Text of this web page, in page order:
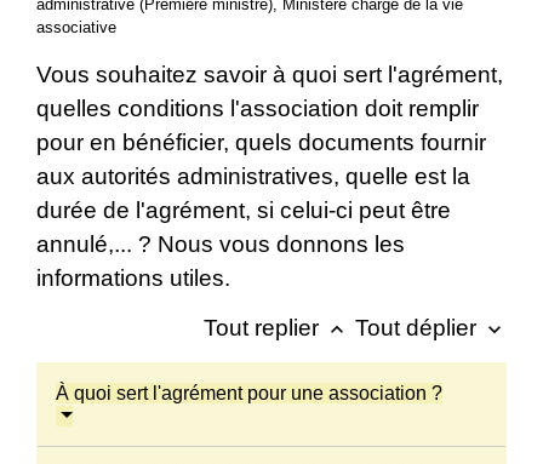
administrative (Première ministre), Ministère chargé de la vie
associative
Vous souhaitez savoir à quoi sert l'agrément,
quelles conditions l'association doit remplir
pour en bénéficier, quels documents fournir
aux autorités administratives, quelle est la
durée de l'agrément, si celui-ci peut être
annulé,... ? Nous vous donnons les
informations utiles.
Tout replier keyboard_arrow_up Tout déplier keyboard_arrow_down
À quoi sert l'agrément pour une association ?